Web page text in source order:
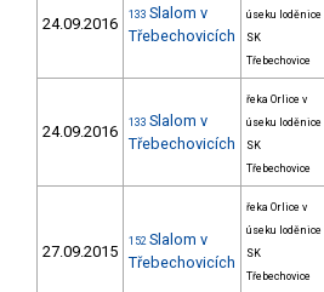
24.09.2016 133 Slalom v
Třebechovicích
úseku loděnice
SK
Třebechovice
24.09.2016 133 Slalom v
Třebechovicích
řeka Orlice v
úseku loděnice
SK
Třebechovice
27.09.2015
152 Slalom v
Třebechovicích
řeka Orlice v
úseku loděnice
SK
Třebechovice